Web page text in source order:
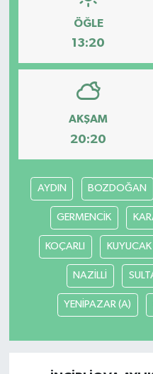
ÖĞLE
13:20
AKŞAM
20:20
AYDIN BOZDOĞAN
GERMENCİK
KOÇARLI KUYUCAK
NAZİLLİ
YENİPAZAR (A)